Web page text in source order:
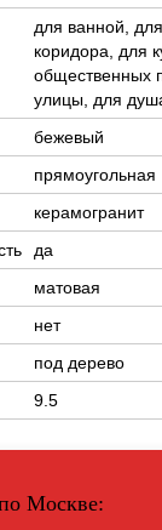
для ванной,
коридора, для
общественных
улицы, для
бежевый
прямоугольная
керамогранит
да
матовая
нет
под дерево
9.5
Москве: